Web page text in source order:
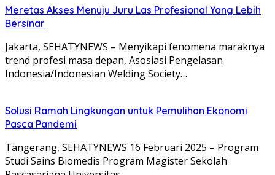
Meretas Akses Menuju Juru Las Profesional Yang Lebih
Bersinar
Jakarta, SEHATYNEWS – Menyikapi fenomena maraknya
trend profesi masa depan, Asosiasi Pengelasan
Indonesia/Indonesian Welding Society…
Solusi Ramah Lingkungan untuk Pemulihan Ekonomi
Pasca Pandemi
Tangerang, SEHATYNEWS 16 Februari 2025 – Program
Studi Sains Biomedis Program Magister Sekolah